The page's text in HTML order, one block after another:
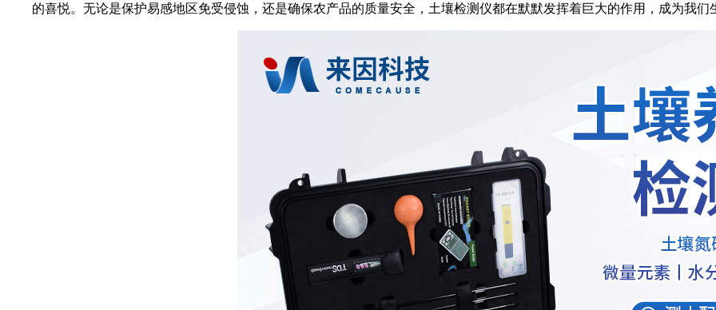
的喜悦。无论是保护易感地区免受侵蚀，还是确保农产品的质量安全，土壤检测仪都在默默发挥着巨大的作用，成为我们